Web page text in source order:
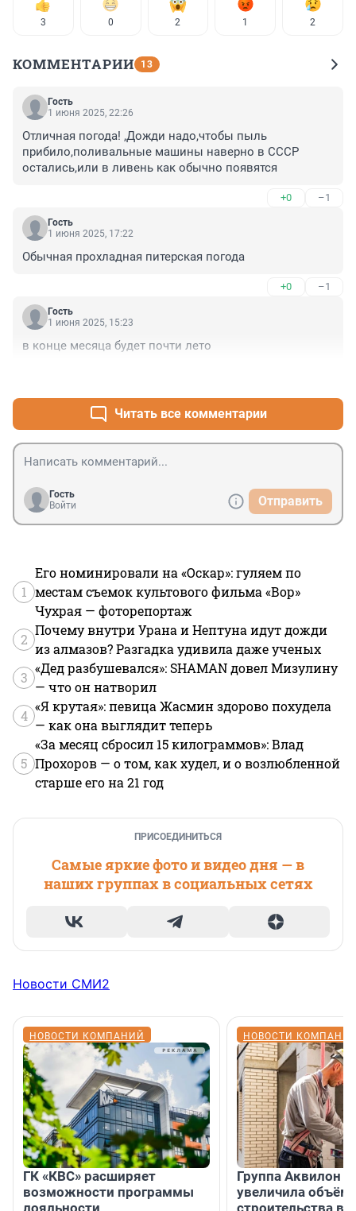
3 0 2 1 2
КОММЕНТАРИИ 13
Гость
1 июня 2025, 22:26
Отличная погода! ,Дожди надо,чтобы пыль
прибило,поливальные машины наверно в СССР
остались,или в ливень как обычно появятся
+0 –1
Гость
1 июня 2025, 17:22
Обычная прохладная питерская погода
+0 –1
Гость
1 июня 2025, 15:23
в конце месяца будет почти лето
Читать все комментарии
Гость
Войти
Отправить
1
Его номинировали на «Оскар»: гуляем по
местам съемок культового фильма «Вор»
Чухрая — фоторепортаж
2
Почему внутри Урана и Нептуна идут дожди
из алмазов? Разгадка удивила даже ученых
3
«Дед разбушевался»: SHAMAN довел Мизулину
— что он натворил
4
«Я крутая»: певица Жасмин здорово похудела
— как она выглядит теперь
5
«За месяц сбросил 15 килограммов»: Влад
Прохоров — о том, как худел, и о возлюбленной
старше его на 21 год
ПРИСОЕДИНИТЬСЯ
Самые яркие фото и видео дня — в
наших группах в социальных сетях
Новости СМИ2
НОВОСТИ КОМПАНИЙ
ГК «КВС» расширяет
возможности программы
лояльности
НОВОСТИ
Группа Аквилон
увеличила объём
строительства в